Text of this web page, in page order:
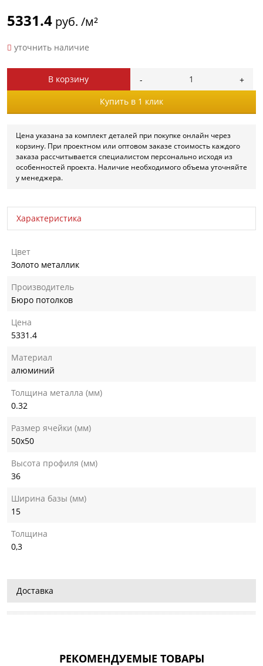
5331.4 руб. /м²
уточнить наличие
В корзину
Купить в 1 клик
Цена указана за комплект деталей при покупке онлайн через
корзину. При проектном или оптовом заказе стоимость каждого
заказа рассчитывается специалистом персонально исходя из
особенностей проекта. Наличие необходимого объема уточняйте
у менеджера.
Характеристика
Цвет
Золото металлик
Производитель
Бюро потолков
Цена
5331.4
Материал
алюминий
Толщина металла (мм)
0.32
Размер ячейки (мм)
50х50
Высота профиля (мм)
36
Ширина базы (мм)
15
Толщина
0,3
Доставка
РЕКОМЕНДУЕМЫЕ ТОВАРЫ